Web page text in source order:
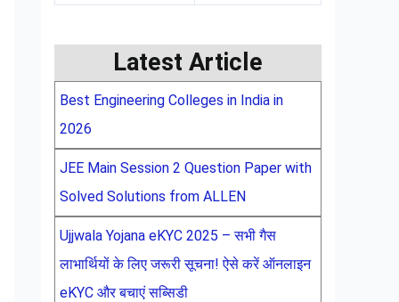
Latest Article
Best Engineering Colleges in India in
2026
JEE Main Session 2 Question Paper with
Solved Solutions from ALLEN
Ujjwala Yojana eKYC 2025 – सभी गैस
लाभार्थियों के लिए जरूरी सूचना! ऐसे करें ऑनलाइन
eKYC और बचाएं सब्सिडी